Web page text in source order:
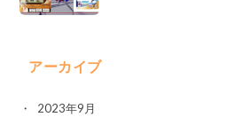
アーカイブ
2023年9月